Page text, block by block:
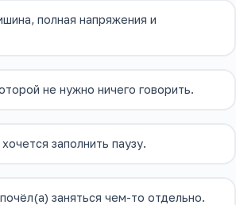
полная напряжения и
не нужно ничего говорить.
заполнить паузу.
заняться чем-то отдельно.